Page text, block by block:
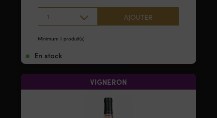
1 AJOUTER
Minimum 1 produit(s)
En stock
VIGNERON